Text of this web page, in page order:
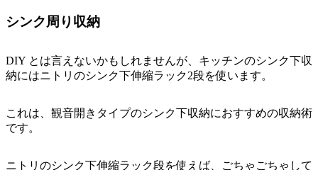
シンク周り収納
DIY とは言えないかもしれませんが、キッチンのシンク下収
納にはニトリのシンク下伸縮ラック2段を使います。
これは、観音開きタイプのシンク下収納におすすめの収納術
です。
ニトリのシンク下伸縮ラック段を使えば、ごちゃごちゃして